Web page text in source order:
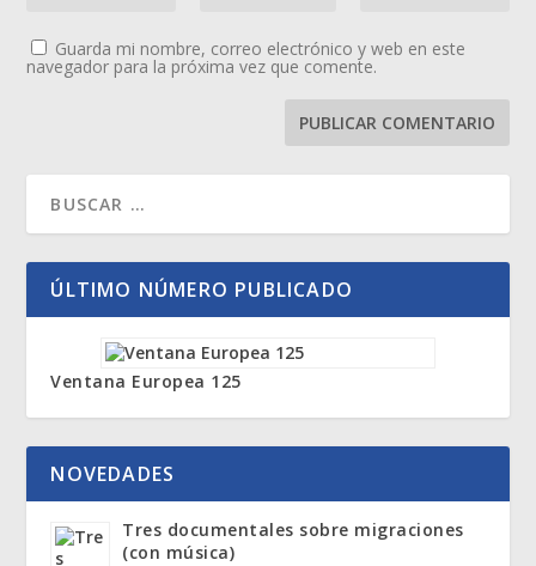
Guarda mi nombre, correo electrónico y web en este
navegador para la próxima vez que comente.
ÚLTIMO NÚMERO PUBLICADO
Ventana Europea 125
NOVEDADES
Tres documentales sobre migraciones
(con música)